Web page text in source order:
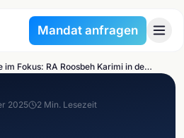
Mandat anfragen
Lockangebote im Fokus: RA Roosbeh Karimi in der bundesweiten Presse
2025 2 Min. Lesezeit